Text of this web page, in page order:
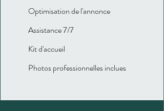
Optimisation de l'annonce
Assistance 7/7
Kit d'accueil
Photos professionnelles inclues